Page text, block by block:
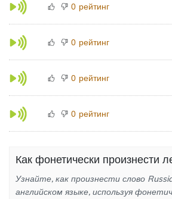
0 рейтинг
0 рейтинг
0 рейтинг
0 рейтинг
Как фонетически произнести
Узнайте, как произнести слово
английском языке, используя